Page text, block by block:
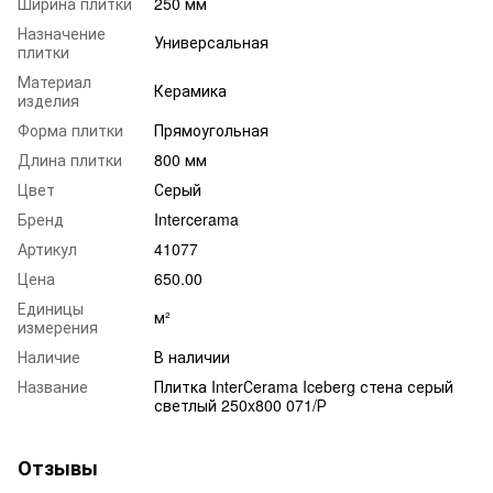
Назначение
плитки
Универсальная
Материал
изделия
Керамика
Форма плитки
Прямоугольная
Длина плитки
800 мм
Цвет
Серый
Бренд
Intercerama
Артикул
41077
Цена
650.00
Единицы
измерения
м²
Наличие
В наличии
Название
Плитка InterСerama Iceberg стена серый
светлый 250x800 071/Р
Отзывы